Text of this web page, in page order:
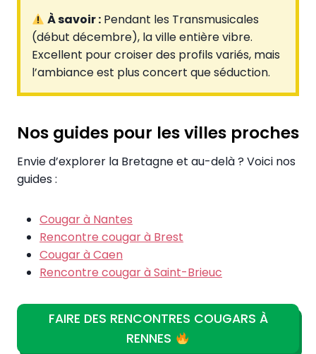
À savoir : Pendant les Transmusicales
(début décembre), la ville entière vibre.
Excellent pour croiser des profils variés, mais
l’ambiance est plus concert que séduction.
Nos guides pour les villes proches
Envie d’explorer la Bretagne et au-delà ? Voici nos
guides :
Cougar à Nantes
Rencontre cougar à Brest
Cougar à Caen
Rencontre cougar à Saint-Brieuc
FAIRE DES RENCONTRES COUGARS À
RENNES